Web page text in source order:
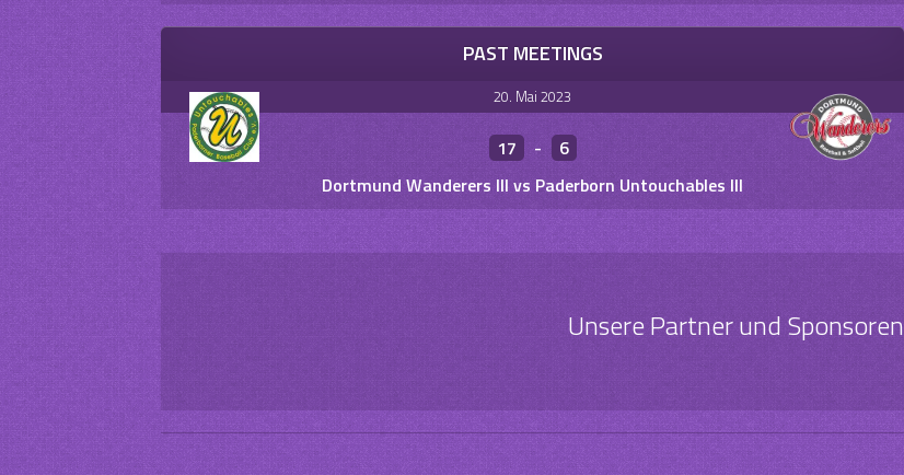
PAST MEETINGS
20. Mai 2023
17 -
6
Dortmund Wanderers III vs Paderborn Untouchables III
Unsere Partner und Sponsoren